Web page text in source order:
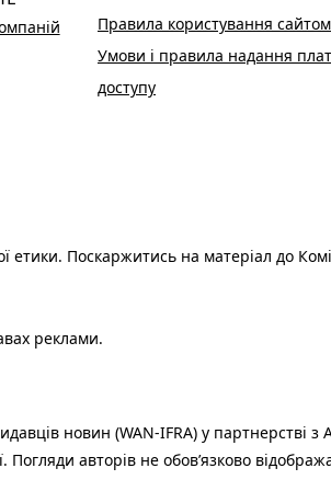
Правила користування сайтом
Умови і правила надання
доступу
етики. Поскаржитись на матеріал до
реклами.
новин (WAN-IFRA) у партнерстві з
Погляди авторів не обов’язково